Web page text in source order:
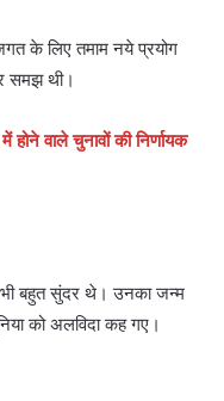
के लिए तमाम नये प्रयोग
समझ थी।
वाले चुनावों की निर्णायक
बहुत सुंदर थे। उनका जन्म
को अलविदा कह गए।